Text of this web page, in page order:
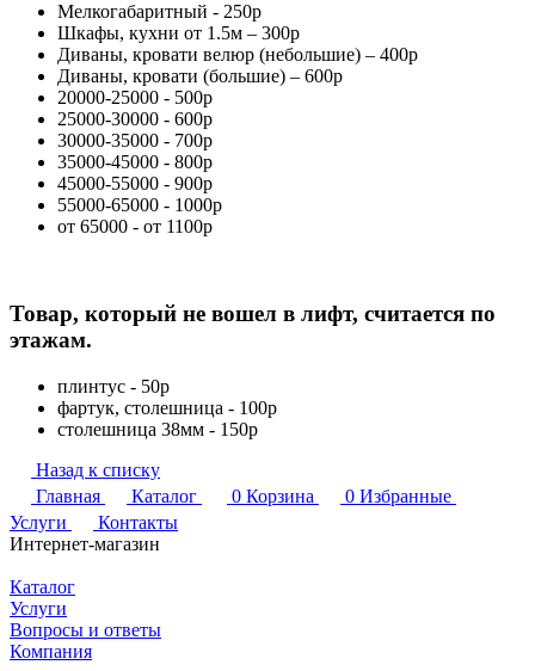
Мелкогабаритный - 250р
Шкафы, кухни от 1.5м – 300р
Диваны, кровати велюр (небольшие) – 400р
Диваны, кровати (большие) – 600р
20000-25000 - 500р
25000-30000 - 600р
30000-35000 - 700р
35000-45000 - 800р
45000-55000 - 900р
55000-65000 - 1000р
от 65000 - от 1100р
Товар, который не вошел в лифт, считается по
этажам.
плинтус - 50р
фартук, столешница - 100р
столешница 38мм - 150р
Назад к списку
Главная
Каталог 0 Корзина 0 Избранные
Услуги
Контакты
Интернет-магазин
Каталог
Услуги
Вопросы и ответы
Компания